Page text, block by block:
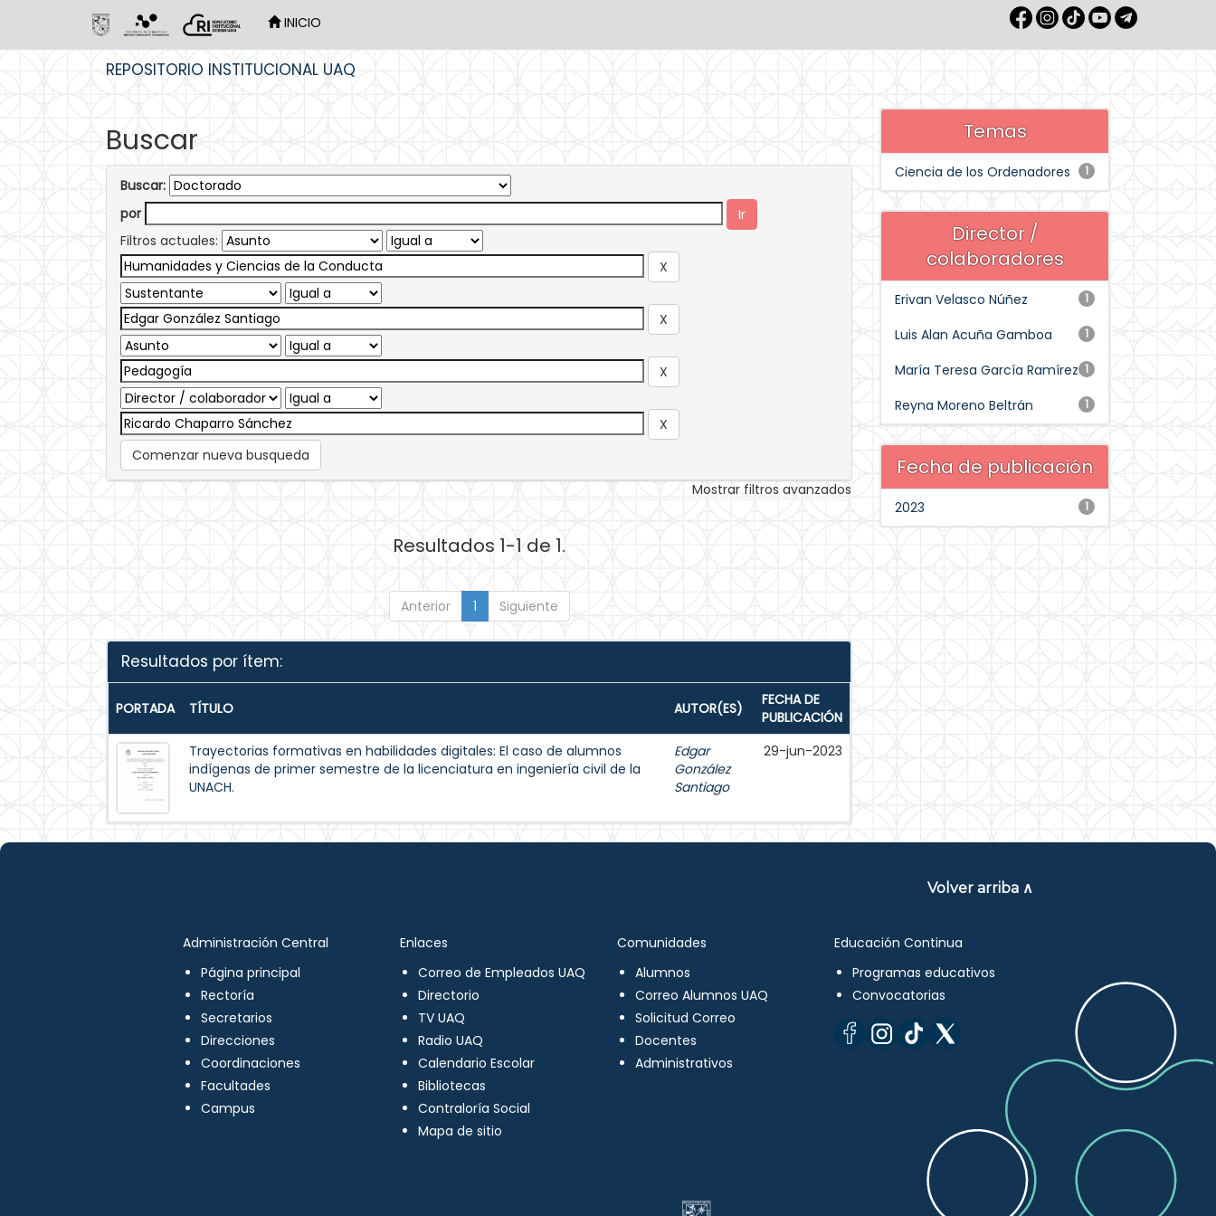
INICIO
REPOSITORIO INSTITUCIONAL UAQ
Buscar
Buscar:
por
Filtros actuales:
Comenzar nueva busqueda
Mostrar filtros avanzados
Resultados 1-1 de 1.
Anterior 1 Siguiente
Resultados por ítem:
PORTADA TÍTULO AUTOR(ES)
FECHA DE
PUBLICACIÓN
Trayectorias formativas en habilidades digitales: El caso de alumnos
indígenas de primer semestre de la licenciatura en ingeniería civil de la
UNACH.
Edgar
González
Santiago
29-jun-2023
Temas
1
Ciencia de los Ordenadores
Director /
colaboradores
1
Erivan Velasco Núñez
1
Luis Alan Acuña Gamboa
1
María Teresa García Ramírez
1
Reyna Moreno Beltrán
Fecha de publicación
1
2023
Volver arriba ∧
Administración Central
Página principal
Rectoría
Secretarios
Direcciones
Coordinaciones
Facultades
Campus
Enlaces
Correo de Empleados UAQ
Directorio
TV UAQ
Radio UAQ
Calendario Escolar
Bibliotecas
Contraloría Social
Mapa de sitio
Comunidades
Alumnos
Correo Alumnos UAQ
Solicitud Correo
Docentes
Administrativos
Educación Continua
Programas educativos
Convocatorias